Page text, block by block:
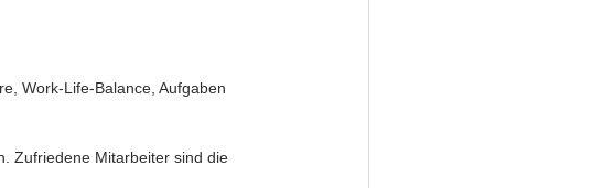
Work-Life-Balance, Aufgaben
Zufriedene Mitarbeiter sind die